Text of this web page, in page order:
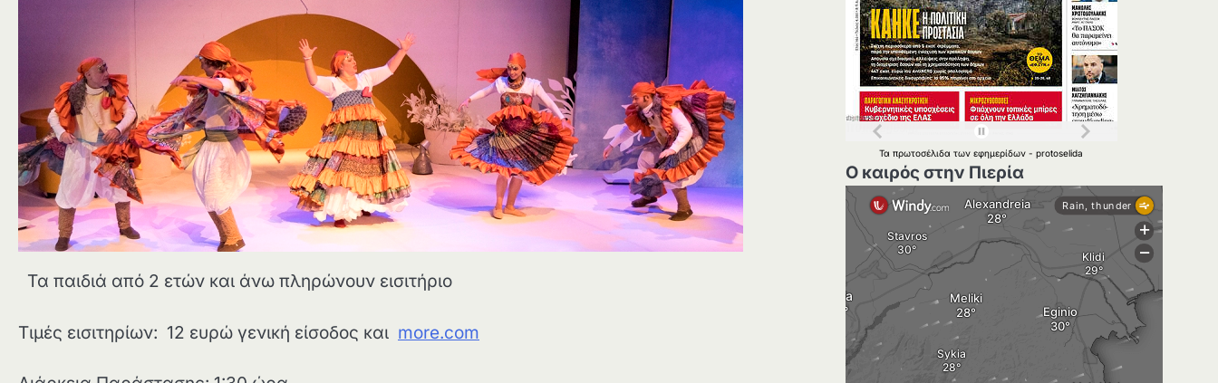
Τα παιδιά από 2 ετών και άνω πληρώνουν εισιτήριο
Τιμές εισιτηρίων: 12 ευρώ γενική είσοδος και more.com
Ταπρωτοσέλιδατωνεφημερίδων-protoselida
Ο καιρός στην Πιερία